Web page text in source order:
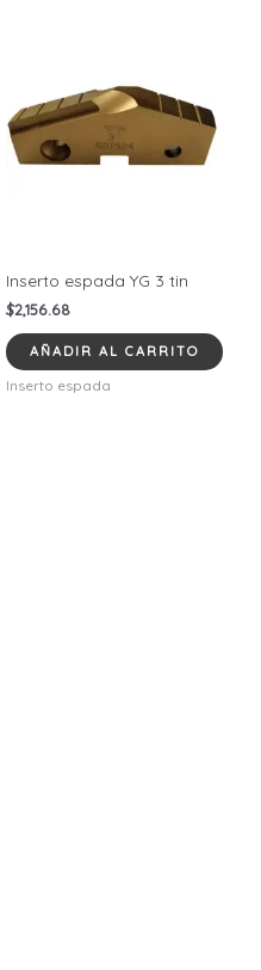
Inserto espada YG 3 tin
$2,156.68
AÑADIR AL CARRITO
Inserto espada